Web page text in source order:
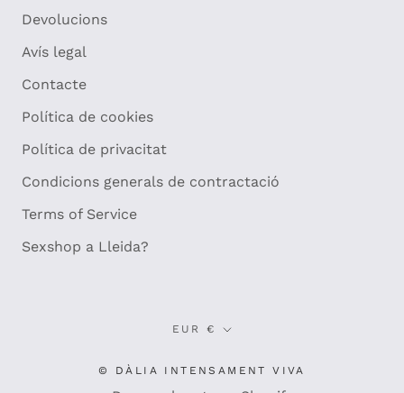
Devolucions
Avís legal
Contacte
Política de cookies
Política de privacitat
Condicions generals de contractació
Terms of Service
Sexshop a Lleida?
Moneda
EUR €
© DÀLIA INTENSAMENT VIVA